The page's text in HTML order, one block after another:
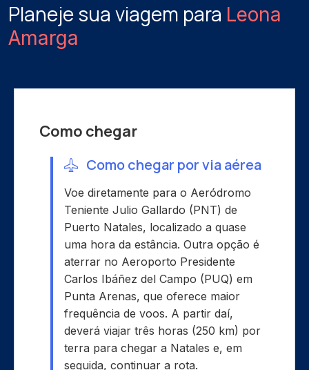
Planeje sua viagem para Leona
Amarga
Como chegar
Como chegar por via aérea
Voe diretamente para o Aeródromo
Teniente Julio Gallardo (PNT) de
Puerto Natales, localizado a quase
uma hora da estância. Outra opção é
aterrar no Aeroporto Presidente
Carlos Ibáñez del Campo (PUQ) em
Punta Arenas, que oferece maior
frequência de voos. A partir daí,
deverá viajar três horas (250 km) por
terra para chegar a Natales e, em
seguida, continuar a rota.